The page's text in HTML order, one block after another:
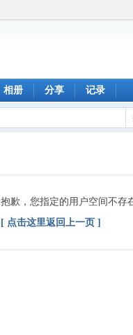
相册 分享 记录
抱歉，您指定的用户空间不存
[ 点击这里返回上一页 ]